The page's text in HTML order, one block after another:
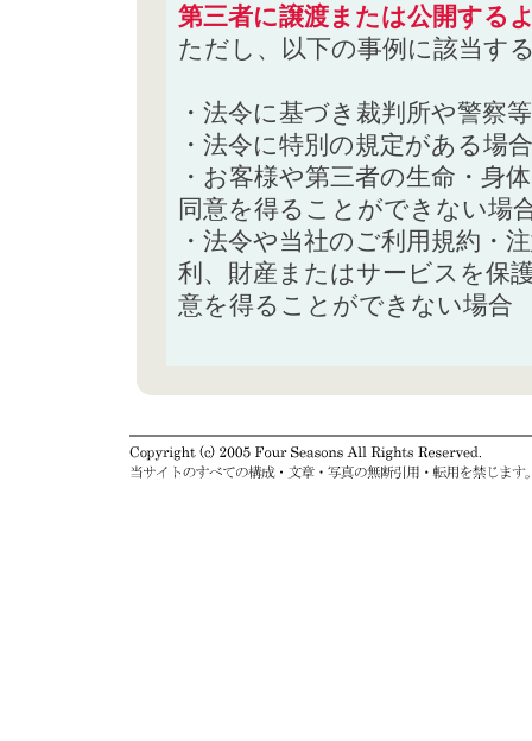
第三者に譲渡または公開する
ただし、以下の事例に該当す
・法令に基づき裁判所や警察
・法令に特別の規定がある場合
・お客様や第三者の生命・身
同意を得ることができない場
・法令や当社のご利用規約・
利、財産またはサービスを保
意を得ることができない場合